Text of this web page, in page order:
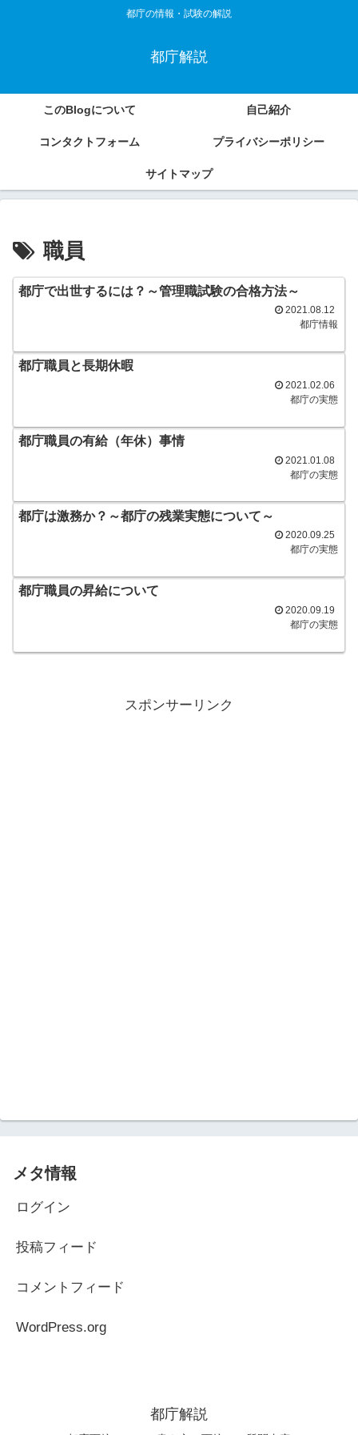
都庁の情報・試験の解説
都庁解説
このBlogについて 自己紹介
コンタクトフォーム プライバシーポリシー
サイトマップ
職員
都庁で出世するには？～管理職試験の合格方法～
2021.08.12
都庁情報
都庁職員と長期休暇
2021.02.06
都庁の実態
都庁職員の有給（年休）事情
2021.01.08
都庁の実態
都庁は激務か？～都庁の残業実態について～
2020.09.25
都庁の実態
都庁職員の昇給について
2020.09.19
都庁の実態
スポンサーリンク
メタ情報
ログイン
投稿フィード
コメントフィード
WordPress.org
都庁解説